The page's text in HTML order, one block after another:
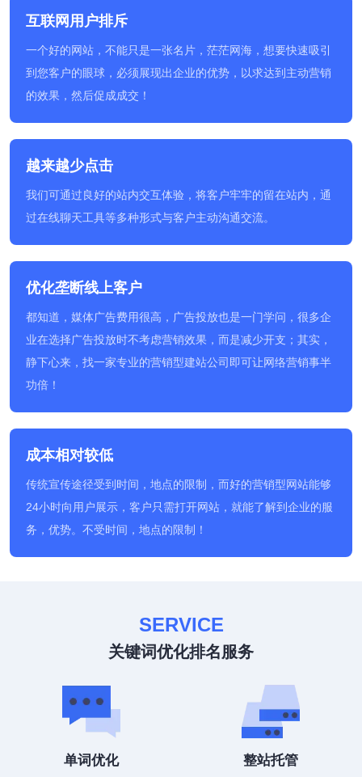
互联网用户排斥
一个好的网站，不能只是一张名片，茫茫网海，想要快速吸引
到您客户的眼球，必须展现出企业的优势，以求达到主动营销
的效果，然后促成成交！
越来越少点击
我们可通过良好的站内交互体验，将客户牢牢的留在站内，通
过在线聊天工具等多种形式与客户主动沟通交流。
优化垄断线上客户
都知道，媒体广告费用很高，广告投放也是一门学问，很多企
业在选择广告投放时不考虑营销效果，而是减少开支；其实，
静下心来，找一家专业的营销型建站公司即可让网络营销事半
功倍！
成本相对较低
传统宣传途径受到时间，地点的限制，而好的营销型网站能够
24小时向用户展示，客户只需打开网站，就能了解到企业的服
务，优势。不受时间，地点的限制！
SERVICE
关键词优化排名服务
单词优化 整站托管